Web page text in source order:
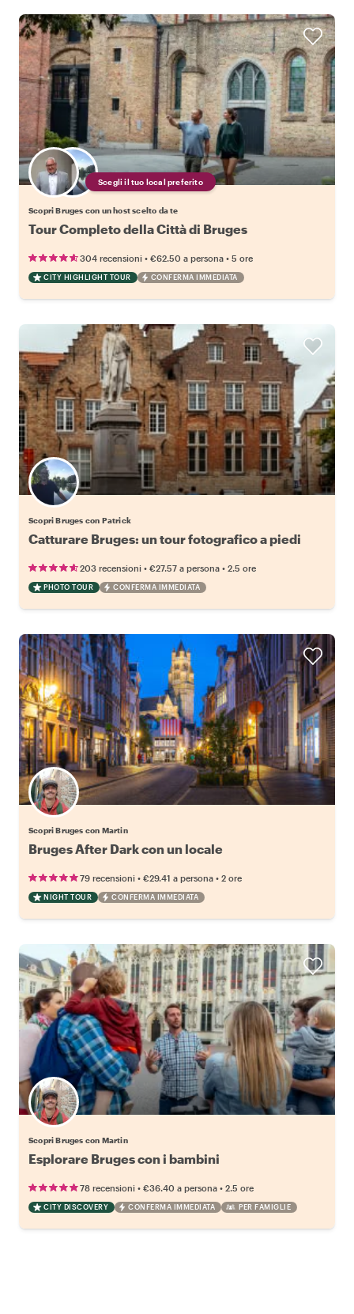
Scegli il tuo local preferito
Scopri Bruges con un host scelto da te
Tour Completo della Città di Bruges
304 recensioni • €62.50 a persona • 5 ore
CITY HIGHLIGHT TOUR CONFERMA IMMEDIATA
Scopri Bruges con Patrick
Catturare Bruges: un tour fotografico a piedi
203 recensioni • €27.57 a persona • 2.5 ore
PHOTO TOUR CONFERMA IMMEDIATA
Scopri Bruges con Martin
Bruges After Dark con un locale
79 recensioni • €29.41 a persona • 2 ore
NIGHT TOUR CONFERMA IMMEDIATA
Scopri Bruges con Martin
Esplorare Bruges con i bambini
78 recensioni • €36.40 a persona • 2.5 ore
CITY DISCOVERY CONFERMA IMMEDIATA PER FAMIGLIE